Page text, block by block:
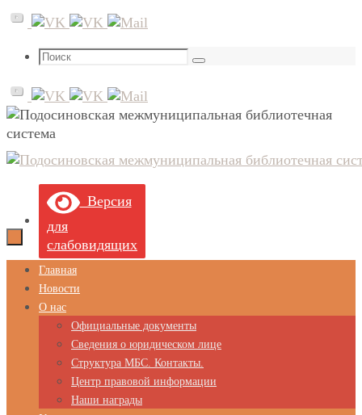
Перейти
содержимому
Что
Поиск
Версия
для
слабовидящих
Перейти
содержимому
Главная
Новости
О нас
Официальные документы
Сведения о юридическом лице
Структура МБС. Контакты.
Центр правовой информации
Наши награды